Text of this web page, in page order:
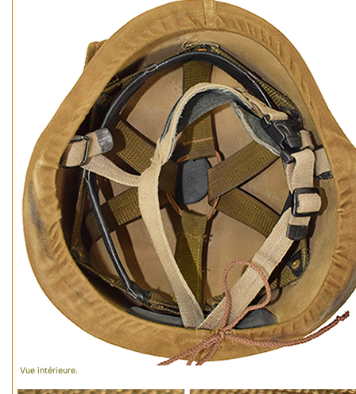
Vue intérieure.